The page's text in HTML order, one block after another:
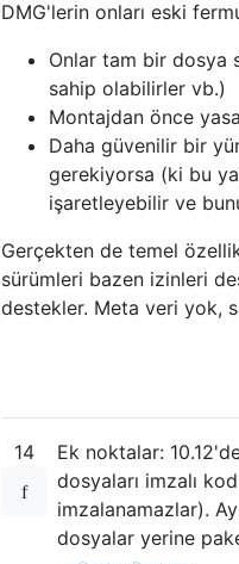
DMG'lerin onları eski
Onlar tam bir dosya
sahip olabilirler vb.)
Montajdan önce
Daha güvenilir bir
gerekiyorsa (ki bu
işaretleyebilir ve
Gerçekten de temel
sürümleri bazen izinleri
destekler. Meta veri yok,
14
Ek noktalar:
dosyaları imzalı kod
imzalanamazlar).
dosyalar yerine